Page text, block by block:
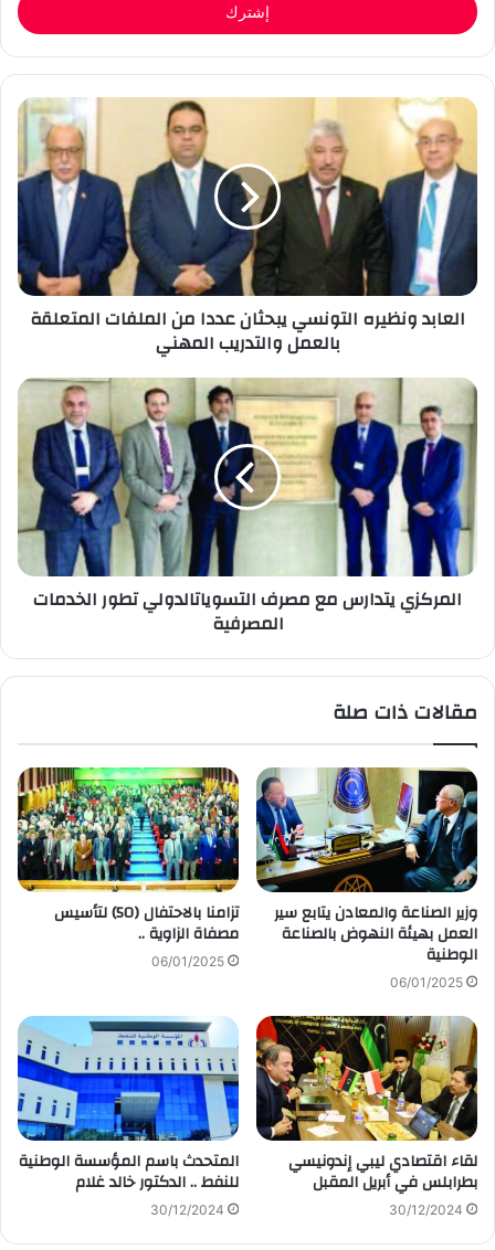
العابد ونظيره التونسي يبحثان عددا من الملفات المتعلقة
بالعمل والتدريب المهني
المركزي يتدارس مع مصرف التسوياتالدولي تطور الخدمات
المصرفية
مقالات ذات صلة
وزير الصناعة والمعادن يتابع سير
العمل بهيئة النهوض بالصناعة
الوطنية
06/01/2025
تزامنا بالاحتفال (50) لتأسيس
مصفاة الزاوية ..
06/01/2025
لقاء اقتصادي ليبي إندونيسي
بطرابلس في أبريل المقبل
30/12/2024
المتحدث باسم المؤسسة الوطنية
للنفط .. الدكتور خالد غلام
30/12/2024